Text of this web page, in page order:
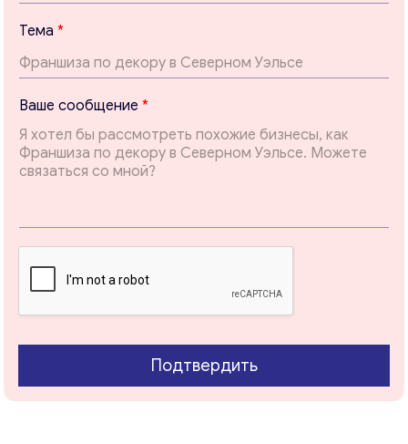
Свяжитесь со мной
Т
е
м
а
*
Т
е
м
а
Тема *
Ваше сообщение *
Подтвердить